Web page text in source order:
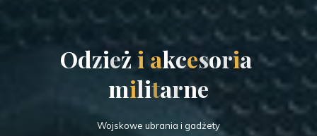
Odzieżi akcesoria
militarne
Wojskowe ubrania i gadżety